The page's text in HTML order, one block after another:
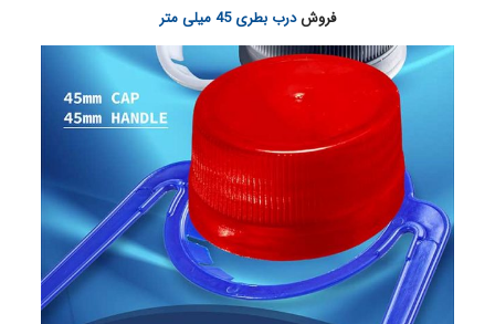
فروشدرب بطری 45 میلی متر